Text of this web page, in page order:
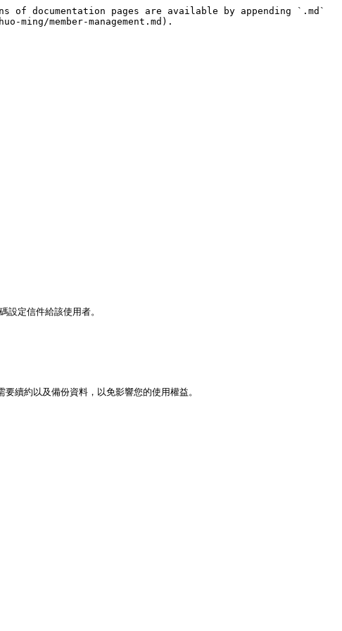
documentation pages are available by appending `.md`
member-management.md).
定信件給該使用者。
約以及備份資料，以免影響您的使用權益。